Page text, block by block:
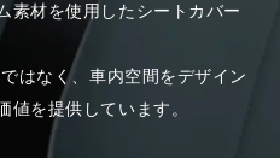
素材を使用したシートカバー
はなく、車内空間をデザイン
値を提供しています。